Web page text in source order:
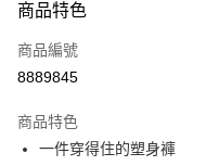
信用卡一次付款
超商取貨付款
Apple Pay
商品特色
商品編號
8889845
商品特色
一件穿得住的塑身褲